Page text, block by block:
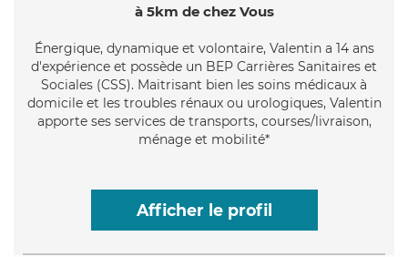
à 5km de chez Vous
Énergique, dynamique et volontaire, Valentin a 14 ans
d'expérience et possède un BEP Carrières Sanitaires et
Sociales (CSS). Maitrisant bien les soins médicaux à
domicile et les troubles rénaux ou urologiques, Valentin
apporte ses services de transports, courses/livraison,
ménage et mobilité*
Afficher le profil